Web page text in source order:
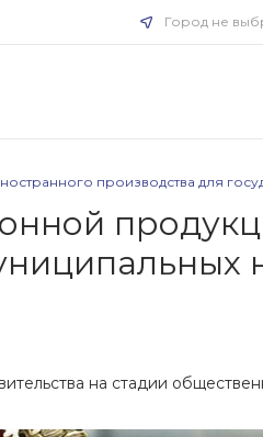
Город не
производства для
на стадии